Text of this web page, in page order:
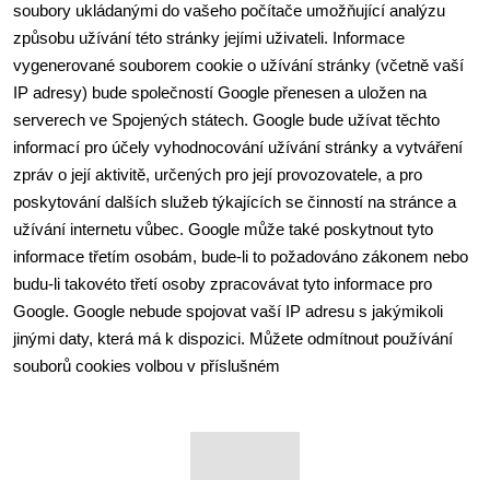
soubory ukládanými do vašeho počítače umožňující analýzu
způsobu užívání této stránky jejími uživateli. Informace
vygenerované souborem cookie o užívání stránky (včetně vaší
IP adresy) bude společností Google přenesen a uložen na
serverech ve Spojených státech. Google bude užívat těchto
informací pro účely vyhodnocování užívání stránky a vytváření
zpráv o její aktivitě, určených pro její provozovatele, a pro
poskytování dalších služeb týkajících se činností na stránce a
užívání internetu vůbec. Google může také poskytnout tyto
informace třetím osobám, bude-li to požadováno zákonem nebo
budu-li takovéto třetí osoby zpracovávat tyto informace pro
Google. Google nebude spojovat vaší IP adresu s jakýmikoli
jinými daty, která má k dispozici. Můžete odmítnout používání
souborů cookies volbou v příslušném